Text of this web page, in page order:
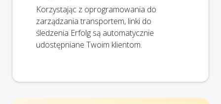
Korzystając z oprogramowania do
zarządzania transportem, linki do
śledzenia Erfolg są automatycznie
udostępniane Twoim klientom.